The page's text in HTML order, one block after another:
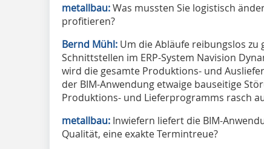
metallbau:Was mussten Sie logistisch
profitieren?
Bernd Mühl: Um die Abläufe reibungslos
Schnittstellen im ERP-System Navision
wird die gesamte Produktions- und
der BIM-Anwendung etwaige bauseitige
Produktions- und Lieferprogramms rasch
metallbau: Inwiefern liefert die BIM-
Qualität, eine exakte Termintreue?